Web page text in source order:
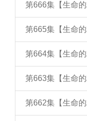
第666集【生命
第665集【生命
第664集【生命
第663集【生命
第662集【生命